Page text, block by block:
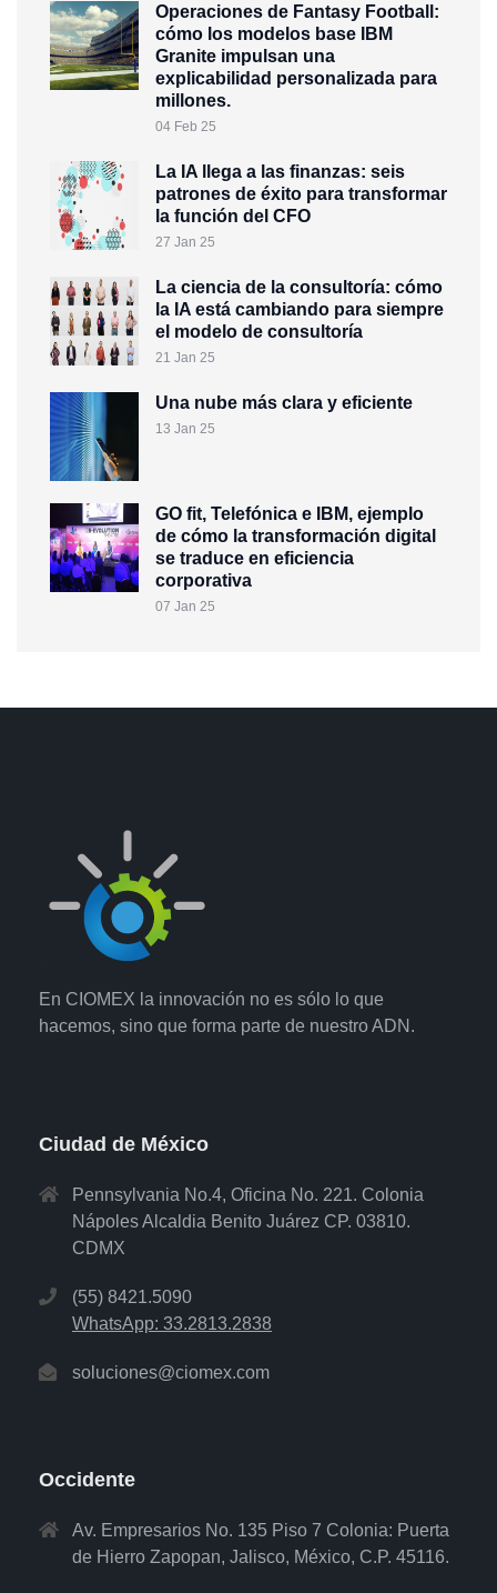
Operaciones de Fantasy Football:
cómo los modelos base IBM
Granite impulsan una
explicabilidad personalizada para
millones.
04 Feb 25
La IA llega a las finanzas: seis
patrones de éxito para transformar
la función del CFO
27 Jan 25
La ciencia de la consultoría: cómo
la IA está cambiando para siempre
el modelo de consultoría
21 Jan 25
Una nube más clara y eficiente
13 Jan 25
GO fit, Telefónica e IBM, ejemplo
de cómo la transformación digital
se traduce en eficiencia
corporativa
07 Jan 25
En CIOMEX la innovación no es sólo lo que
hacemos, sino que forma parte de nuestro ADN.
Ciudad de México
Pennsylvania No.4, Oficina No. 221. Colonia
Nápoles Alcaldia Benito Juárez CP. 03810.
CDMX
(55) 8421.5090
WhatsApp: 33.2813.2838
soluciones@ciomex.com
Occidente
Av. Empresarios No. 135 Piso 7 Colonia: Puerta
de Hierro Zapopan, Jalisco, México, C.P. 45116.